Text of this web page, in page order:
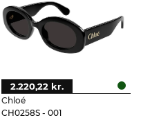
Chloé
CH0258S - 001
2.220,22 kr.